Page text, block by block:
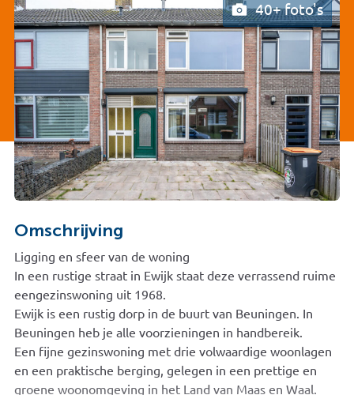
40+ foto's
Omschrijving
Ligging en sfeer van de woning
In een rustige straat in Ewijk staat deze verrassend ruime
eengezinswoning uit 1968.
Ewijk is een rustig dorp in de buurt van Beuningen. In
Beuningen heb je alle voorzieningen in handbereik.
Een fijne gezinswoning met drie volwaardige woonlagen
en een praktische berging, gelegen in een prettige en
groene woonomgeving in het Land van Maas en Waal.